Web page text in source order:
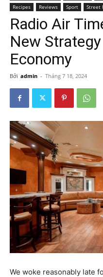
Recipes
Reviews Sport Street
Radio Air
New
Economy
Bởi admin - Tháng 7 18, 2024
We woke reasonably late